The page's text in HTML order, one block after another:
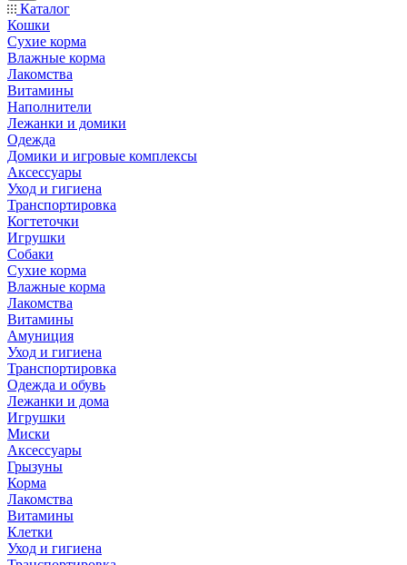
Каталог
Кошки
Сухие корма
Влажные корма
Лакомства
Витамины
Наполнители
Лежанки и домики
Одежда
Домики и игровые комплексы
Аксессуары
Уход и гигиена
Транспортировка
Когтеточки
Игрушки
Собаки
Сухие корма
Влажные корма
Лакомства
Витамины
Амуниция
Уход и гигиена
Транспортировка
Одежда и обувь
Лежанки и дома
Игрушки
Миски
Аксессуары
Грызуны
Корма
Лакомства
Витамины
Клетки
Уход и гигиена